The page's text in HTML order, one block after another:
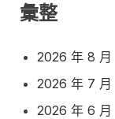
彙整
2026 年 8 月
2026 年 7 月
2026 年 6 月